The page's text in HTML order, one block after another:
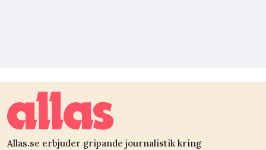
Allas.se erbjuder gripande journalistik kring